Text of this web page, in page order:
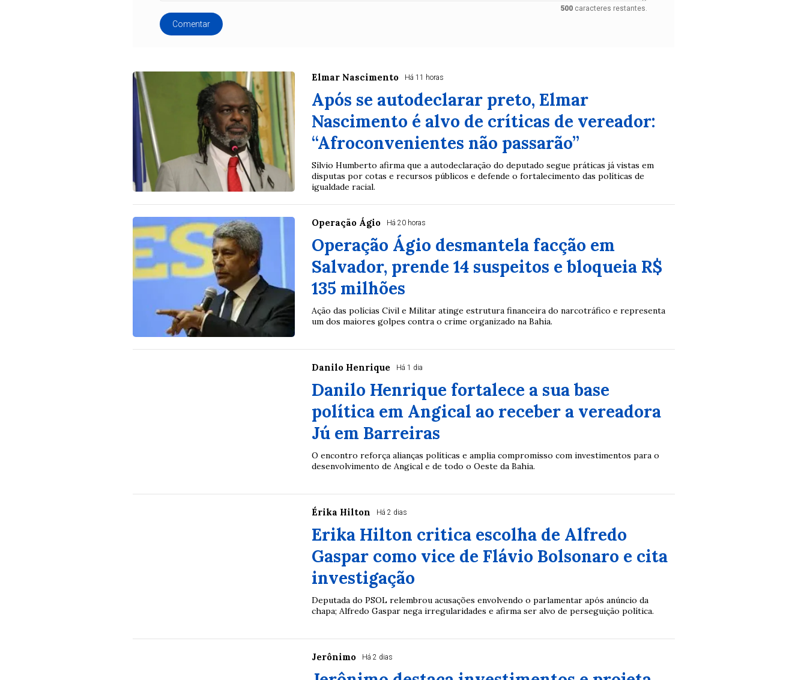
500 caracteres restantes.
Comentar
Elmar Nascimento Há 11 horas
Após se autodeclarar preto, Elmar
Nascimento é alvo de críticas de vereador:
“Afroconvenientes não passarão”
Sílvio Humberto afirma que a autodeclaração do deputado segue práticas já vistas em
disputas por cotas e recursos públicos e defende o fortalecimento das políticas de
igualdade racial.
Operação Ágio Há 20 horas
Operação Ágio desmantela facção em
Salvador, prende 14 suspeitos e bloqueia R$
135 milhões
Ação das polícias Civil e Militar atinge estrutura financeira do narcotráfico e representa
um dos maiores golpes contra o crime organizado na Bahia.
Danilo Henrique Há 1 dia
Danilo Henrique fortalece a sua base
política em Angical ao receber a vereadora
Jú em Barreiras
O encontro reforça alianças políticas e amplia compromisso com investimentos para o
desenvolvimento de Angical e de todo o Oeste da Bahia.
Érika Hilton Há 2 dias
Erika Hilton critica escolha de Alfredo
Gaspar como vice de Flávio Bolsonaro e cita
investigação
Deputada do PSOL relembrou acusações envolvendo o parlamentar após anúncio da
chapa; Alfredo Gaspar nega irregularidades e afirma ser alvo de perseguição política.
Jerônimo Há 2 dias